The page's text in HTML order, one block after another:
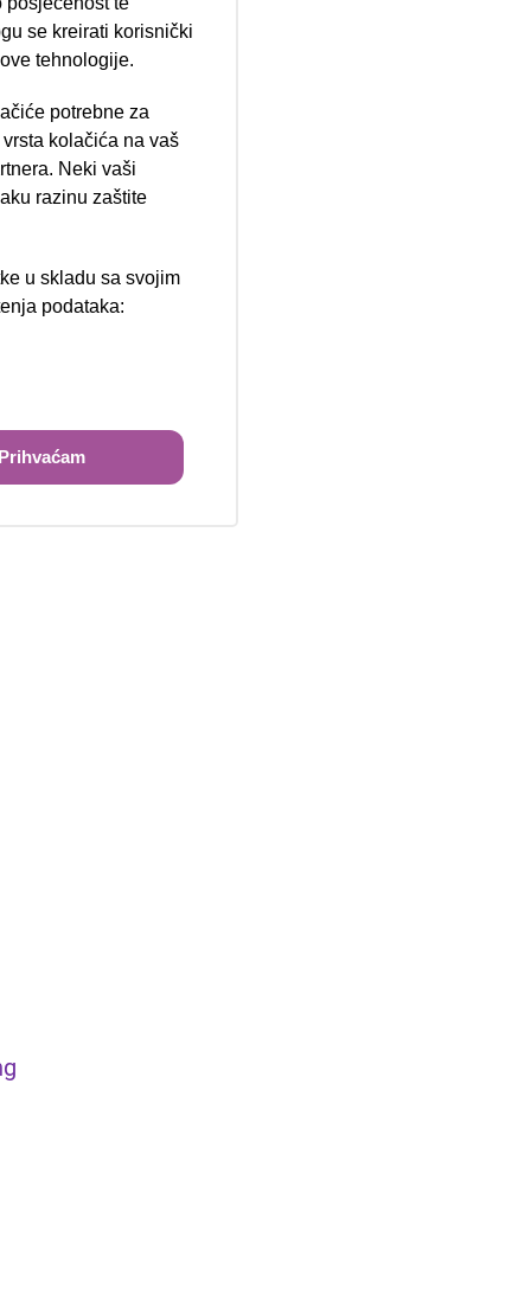
102, Resnik
se kreirati korisnički
tehnologije.
potrebne za
kolačića na vaš
Neki vaši
razinu zaštite
u skladu sa svojim
podataka:
Prihvaćam